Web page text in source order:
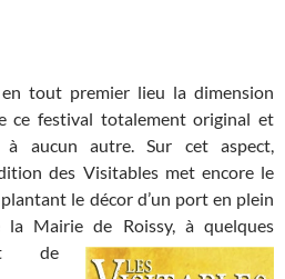
tout premier lieu la dimension
ce festival totalement original et
à aucun autre. Sur cet aspect,
des Visitables met encore le
le décor d’un port en plein
Mairie de Roissy, à quelques
de